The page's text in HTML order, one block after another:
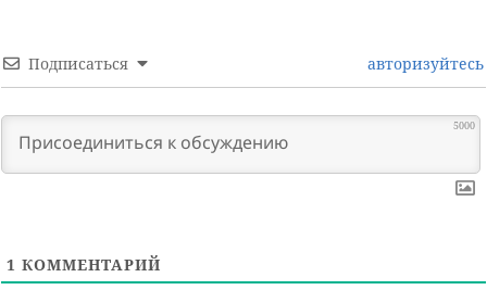
Подписаться авторизуйтесь
5000
1 КОММЕНТАРИЙ